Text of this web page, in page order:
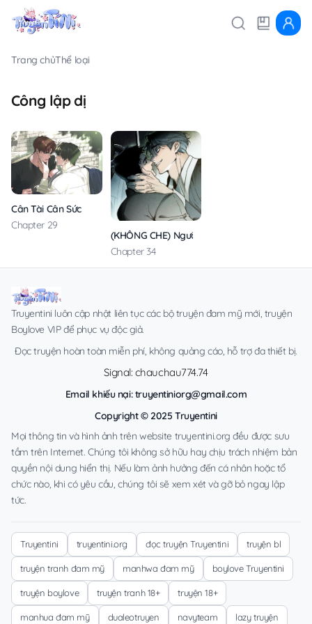
Trang chủThể loại
Công lập dị
Cân Tài Cân Sức
Chapter 29
(KHÔNG CHE) Người Chồng Hiến Tế
Chapter 34
Truyentini luôn cập nhật liên tục các bộ truyện đam mỹ mới, truyện
Boylove VIP để phục vụ độc giả.
Đọc truyện hoàn toàn miễn phí, không quảng cáo, hỗ trợ đa thiết bị.
Signal: chauchau774.74
Email khiếu nại:truyentiniorg@gmail.com
Copyright © 2025 Truyentini
Mọi thông tin và hình ảnh trên website truyentini.org đều được sưu
tầm trên Internet. Chúng tôi không sở hữu hay chịu trách nhiệm bản
quyền nội dung hiển thị. Nếu làm ảnh hưởng đến cá nhân hoặc tổ
chức nào, khi có yêu cầu, chúng tôi sẽ xem xét và gỡ bỏ ngay lập
tức.
Truyentini truyentini.org đọc truyện Truyentini truyện bl
truyện tranh đam mỹ manhwa đam mỹ boylove Truyentini
truyện boylove truyện tranh 18+ truyện 18+
manhua đam mỹ dualeotruyen navyteam lazy truyện